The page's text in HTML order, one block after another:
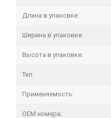
Длина в упаковке:
Ширина в упаковке:
Высота в упаковке:
Тип:
Применяемость:
OEM номера: